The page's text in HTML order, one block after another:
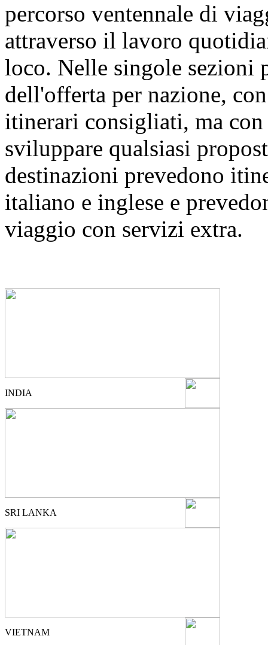
percorso ventennale di
attraverso il lavoro
loco. Nelle singole sezioni
dell'offerta per nazione,
itinerari consigliati, ma
sviluppare qualsiasi
destinazioni prevedono
italiano e inglese e
viaggio con servizi extra.
INDIA
SRI LANKA
VIETNAM